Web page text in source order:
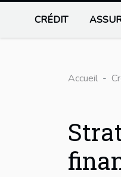
CRÉDIT
Accueil